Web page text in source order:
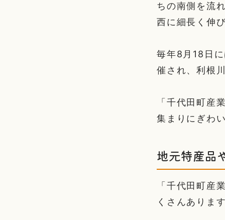
ちの南側を流
西に細長く伸
毎年8月18日
催され、利根
「千代田町産
集まりにぎわい
地元特産品
「千代田町産
くさんありま